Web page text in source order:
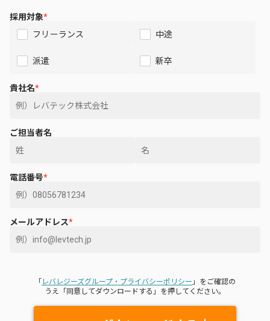
採用対象*
フリーランス
中途
派遣 新卒
貴社名*
ご担当者名
電話番号*
メールアドレス*
「 レバレジーズグループ・プライバシーポリシー 」をご確認の
うえ「同意してダウンロードする」を押してください。